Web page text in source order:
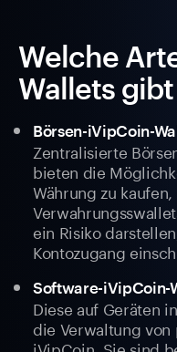
Welche
Wallets gibt
Börsen-iVipCoin-
Zentralisierte
bieten die
Währung zu
ein Risiko
Kontozugang
Software-iVipCoin-
Diese auf Geräten
die Verwaltung